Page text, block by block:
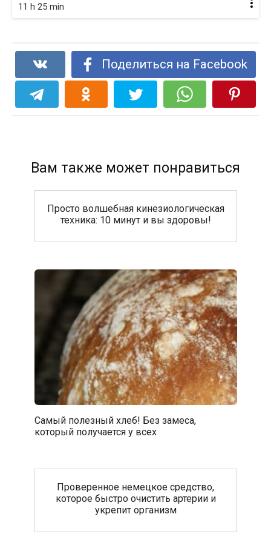
11 h 25 min
Поделиться на Facebook
Вам также может понравиться
Просто волшебная кинезиологическая
техника: 10 минут и вы здоровы!
Самый полезный хлеб! Без замеса,
который получается у всех
Проверенное немецкое средство,
которое быстро очистить артерии и
укрепит организм